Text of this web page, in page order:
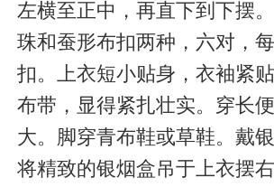
左横至正中，再直下到下摆
珠和蚕形布扣两种，六对，
扣。上衣短小贴身，衣袖紧
布带，显得紧扎壮实。穿长
大。脚穿青布鞋或草鞋。戴
将精致的银烟盒吊于上衣摆